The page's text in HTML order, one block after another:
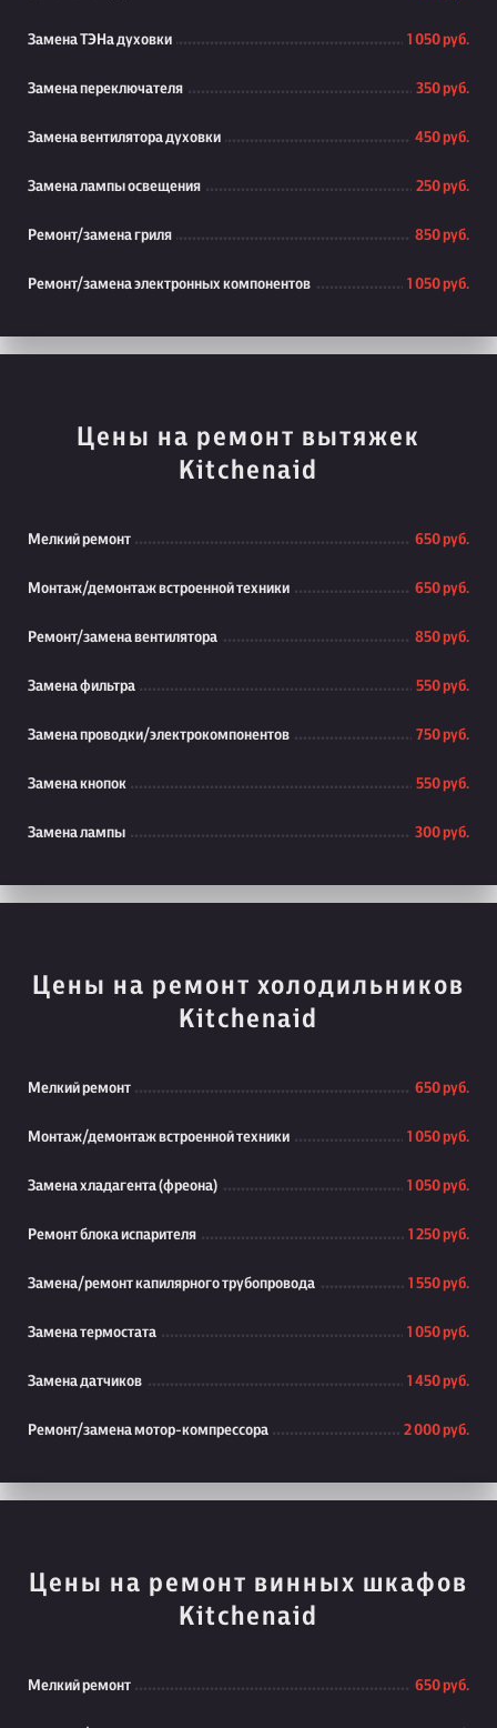
Замена ТЭНа духовки 1 050 руб.
Замена переключателя 350 руб.
Замена вентилятора духовки 450 руб.
Замена лампы освещения 250 руб.
Ремонт/замена гриля 850 руб.
Ремонт/замена электронных компонентов 1 050 руб.
Цены на ремонт вытяжек
Kitchenaid
Мелкий ремонт 650 руб.
Монтаж/демонтаж встроенной техники 650 руб.
Ремонт/замена вентилятора 850 руб.
Замена фильтра 550 руб.
Замена проводки/электрокомпонентов 750 руб.
Замена кнопок 550 руб.
Замена лампы 300 руб.
Цены на ремонт холодильников
Kitchenaid
Мелкий ремонт 650 руб.
Монтаж/демонтаж встроенной техники 1 050 руб.
Замена хладагента (фреона) 1 050 руб.
Ремонт блока испарителя 1 250 руб.
Замена/ремонт капилярного трубопровода 1 550 руб.
Замена термостата 1 050 руб.
Замена датчиков 1 450 руб.
Ремонт/замена мотор-компрессора 2 000 руб.
Цены на ремонт винных шкафов
Kitchenaid
Мелкий ремонт 650 руб.